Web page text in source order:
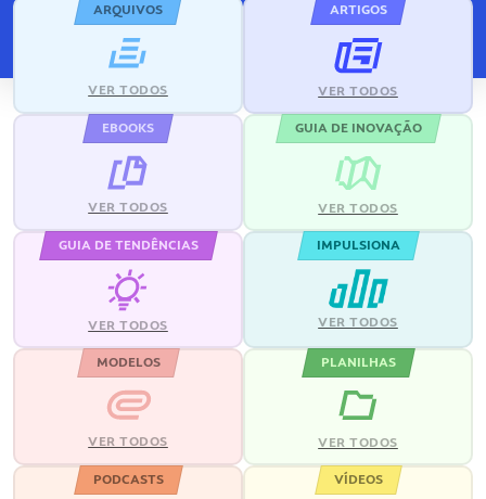
ARQUIVOS
VER TODOS
ARTIGOS
VER TODOS
EBOOKS
VER TODOS
GUIA DE INOVAÇÃO
VER TODOS
GUIA DE TENDÊNCIAS
VER TODOS
IMPULSIONA
VER TODOS
MODELOS
VER TODOS
PLANILHAS
VER TODOS
PODCASTS VÍDEOS